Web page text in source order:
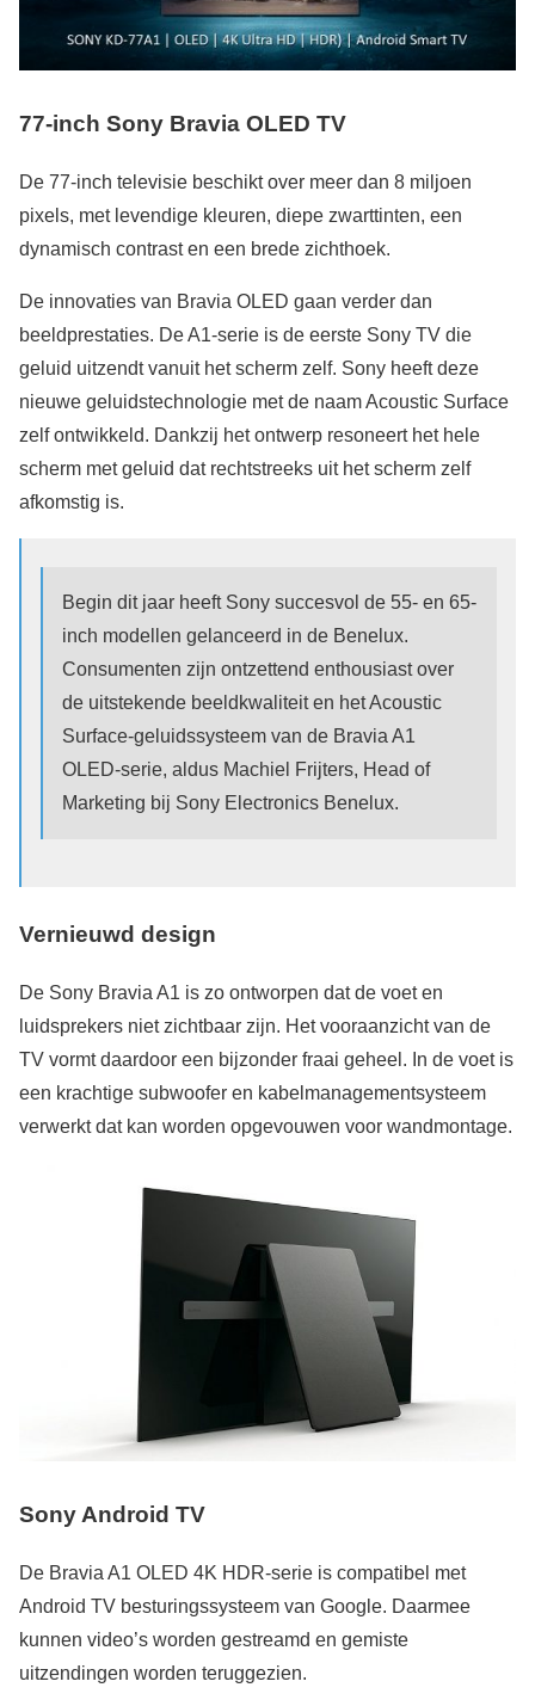
77-inch Sony Bravia OLED TV
De 77-inch televisie beschikt over meer dan 8 miljoen
pixels, met levendige kleuren, diepe zwarttinten, een
dynamisch contrast en een brede zichthoek.
De innovaties van Bravia OLED gaan verder dan
beeldprestaties. De A1-serie is de eerste Sony TV die
geluid uitzendt vanuit het scherm zelf. Sony heeft deze
nieuwe geluidstechnologie met de naam Acoustic Surface
zelf ontwikkeld. Dankzij het ontwerp resoneert het hele
scherm met geluid dat rechtstreeks uit het scherm zelf
afkomstig is.
Begin dit jaar heeft Sony succesvol de 55- en 65-
inch modellen gelanceerd in de Benelux.
Consumenten zijn ontzettend enthousiast over
de uitstekende beeldkwaliteit en het Acoustic
Surface-geluidssysteem van de Bravia A1
OLED-serie, aldus Machiel Frijters, Head of
Marketing bij Sony Electronics Benelux.
Vernieuwd design
De Sony Bravia A1 is zo ontworpen dat de voet en
luidsprekers niet zichtbaar zijn. Het vooraanzicht van de
TV vormt daardoor een bijzonder fraai geheel. In de voet is
een krachtige subwoofer en kabelmanagementsysteem
verwerkt dat kan worden opgevouwen voor wandmontage.
Sony Android TV
De Bravia A1 OLED 4K HDR-serie is compatibel met
Android TV besturingssysteem van Google. Daarmee
kunnen video’s worden gestreamd en gemiste
uitzendingen worden teruggezien.